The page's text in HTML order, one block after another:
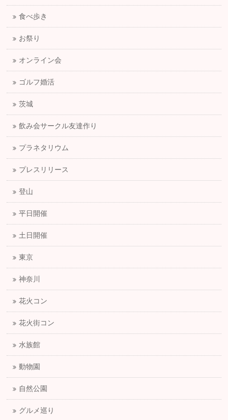
食べ歩き
お祭り
オンライン会
ゴルフ婚活
茨城
飲み会サークル友達作り
プラネタリウム
プレスリリース
登山
平日開催
土日開催
東京
神奈川
花火コン
花火街コン
水族館
動物園
自然公園
グルメ巡り